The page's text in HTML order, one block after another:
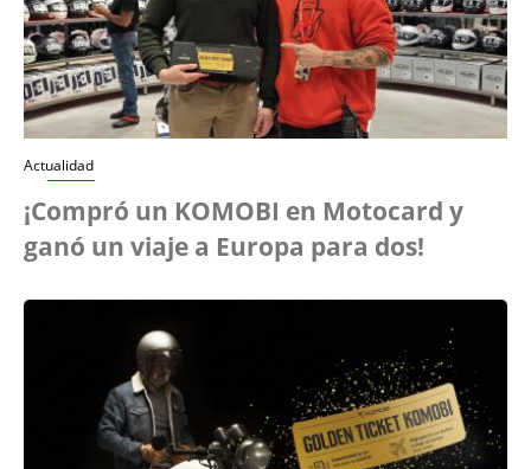
Actualidad
¡Compró un KOMOBI en Motocard y
ganó un viaje a Europa para dos!